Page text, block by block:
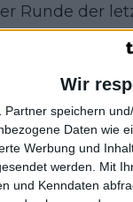
Wir
Partner speichern
Daten wie
Werbung und
werden. Mit
und Kenndaten
Runde der
6:4, 6:4.
für die US-
nehmen
das
3:6, 7:6. In